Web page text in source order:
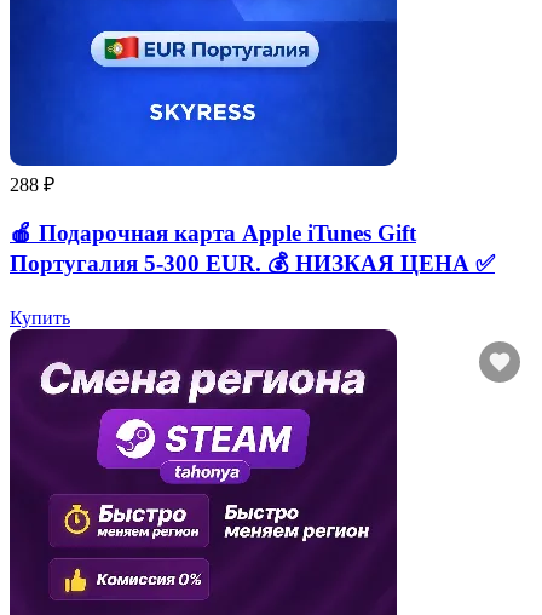
288 ₽
🍎 Подарочная карта Apple iTunes Gift
Португалия 5-300 EUR. 💰 НИЗКАЯ ЦЕНА ✅
Купить